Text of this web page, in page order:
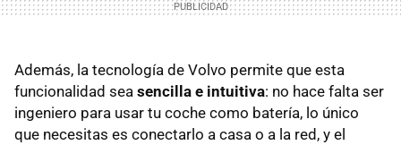
Además, la tecnología de Volvo permite que esta
funcionalidad sea sencilla e intuitiva: no hace falta ser
ingeniero para usar tu coche como batería, lo único
que necesitas es conectarlo a casa o a la red, y el